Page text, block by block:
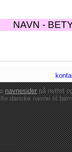
NAVN -
navnesiderpå nettet
danskenavne til børn